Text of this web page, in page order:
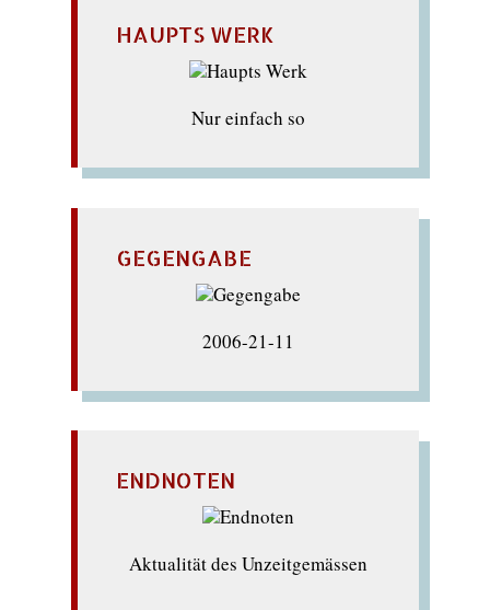
HAUPTS WERK
Nur einfach so
GEGENGABE
2006-21-11
ENDNOTEN
Aktualität des Unzeitgemässen